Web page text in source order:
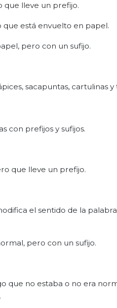
que lleve un prefijo.
que está envuelto en papel.
pero con un sufijo.
sacapuntas, cartulinas y
con prefijos y sufijos.
que lleve un prefijo.
el sentido de la
pero con un sufijo.
que no estaba o no era